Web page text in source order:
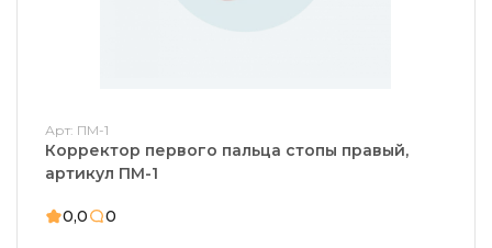
Арт: ПМ-1
Корректор первого пальца стопы правый,
артикул ПМ-1
0,0 0